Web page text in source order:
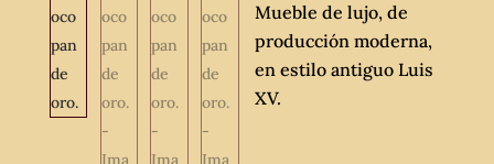
Mueble de lujo, de
producción moderna,
en estilo antiguo Luis
XV.